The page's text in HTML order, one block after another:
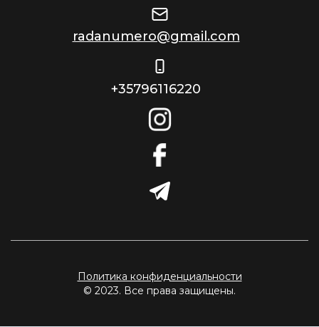
radanumero@gmail.com
+35796116220
Политика конфиденциальности
© 2023. Все права защищены.